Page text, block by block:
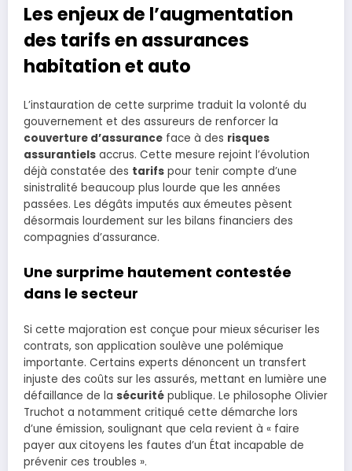
Les enjeux de l’augmentation
des tarifs en assurances
habitation et auto
L’instauration de cette surprime traduit la volonté du
gouvernement et des assureurs de renforcer la
couverture d’assurance face à des risques
assurantiels accrus. Cette mesure rejoint l’évolution
déjà constatée des tarifs pour tenir compte d’une
sinistralité beaucoup plus lourde que les années
passées. Les dégâts imputés aux émeutes pèsent
désormais lourdement sur les bilans financiers des
compagnies d’assurance.
Une surprime hautement contestée
dans le secteur
Si cette majoration est conçue pour mieux sécuriser les
contrats, son application soulève une polémique
importante. Certains experts dénoncent un transfert
injuste des coûts sur les assurés, mettant en lumière une
défaillance de la sécurité publique. Le philosophe Olivier
Truchot a notamment critiqué cette démarche lors
d’une émission, soulignant que cela revient à « faire
payer aux citoyens les fautes d’un État incapable de
prévenir ces troubles ».